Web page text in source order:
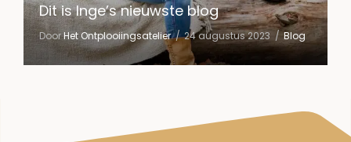
Dit is Inge’s nieuwste blog
DoorHet Ontplooiingsatelier 24 augustus 2023 Blog